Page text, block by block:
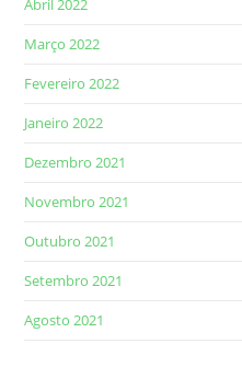
Abril 2022
Março 2022
Fevereiro 2022
Janeiro 2022
Dezembro 2021
Novembro 2021
Outubro 2021
Setembro 2021
Agosto 2021